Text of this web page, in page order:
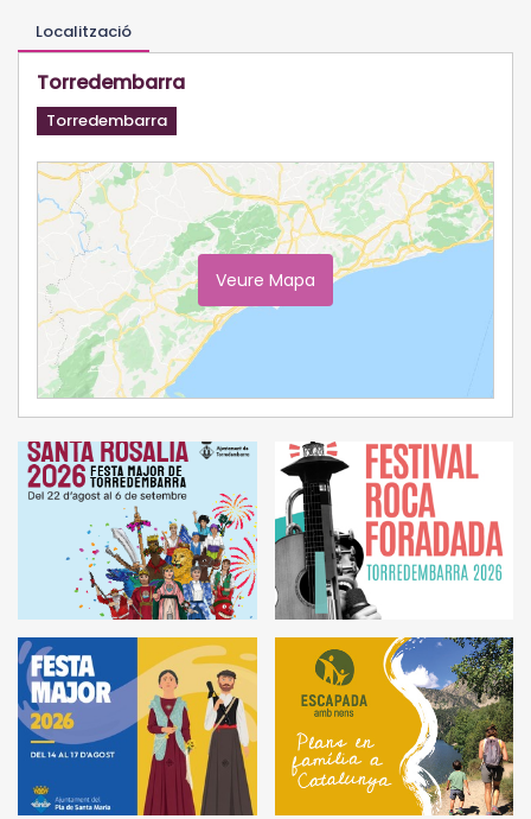
Localització
Torredembarra
Torredembarra
Veure Mapa